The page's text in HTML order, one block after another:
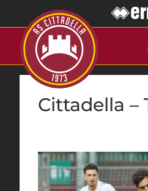
Cittadella –